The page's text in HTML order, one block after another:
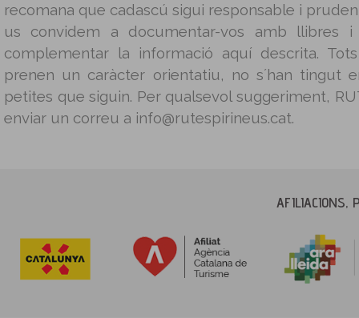
recomana que cadascú sigui responsable i
us convidem a documentar-vos amb llibres i
complementar la informació aquí descrita.
prenen un caràcter orientatiu, no s´han tingut
petites que siguin. Per qualsevol suggeriment,
enviar un correu a info@rutespirineus.cat.
AFILIACIONS,